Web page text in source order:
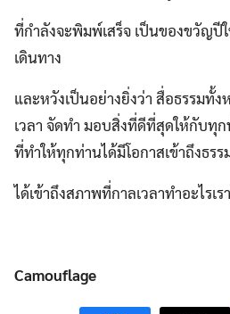
ที่กำลังจะพิมพ์เสร็จ เป็นของขวัญปี
เดินทาง
และหวังเป็นอย่างยิ่งว่า สื่อธรรมทั้
เวลา จัดทำ มอบสิ่งที่ดีที่สุดให้กับทุ
ที่ทำให้ทุกท่านได้มีโอกาสเข้าถึงธรร
ได้เข้าถึงสภาพที่กาลเวลาทำอะไรเ
Camouflage